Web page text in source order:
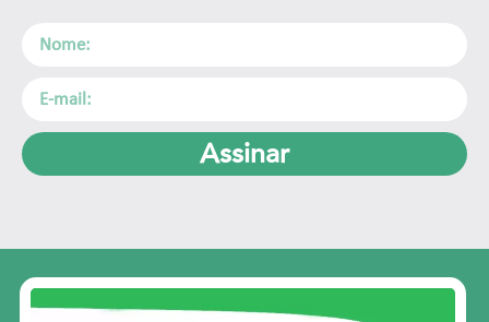
Assinar